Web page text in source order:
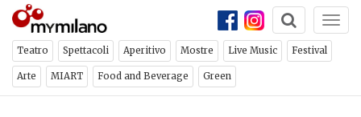
Teatro Spettacoli Aperitivo Mostre Live Music Festival
Arte MIART Food and Beverage Green